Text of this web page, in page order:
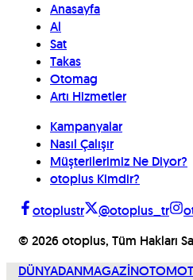
Anasayfa
Al
Sat
Takas
Otomag
Artı Hizmetler
Kampanyalar
Nasıl Çalışır
Müşterilerimiz Ne Diyor?
otoplus Kimdir?
otoplustr
@otoplus_tr
© 2026 otoplus, Tüm Hakları
DÜNYADANMAGAZİN